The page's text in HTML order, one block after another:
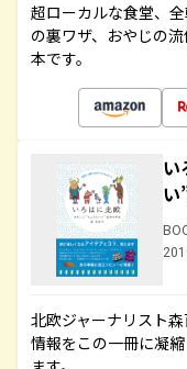
超ローカルな食堂、
の裏ワザ、おやじの
本です。
い
い
北欧ジャーナリスト
情報をこの一冊に凝